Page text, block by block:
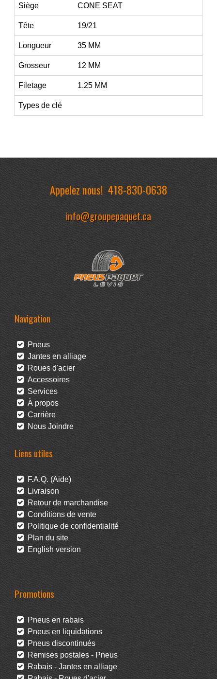
Siège CONE SEAT
Tête 19/21
Longueur 35 MM
Grosseur 12 MM
Filetage 1.25 MM
Types de clé
Appelez nous!418-830-0638
info@groupepaquet.ca
Navigation
Pneus
Jantes en alliage
Roues d'acier
Accessoires
Services
À propos
Carrière
Nous Joindre
Liens utiles
F.A.Q. (Aide)
Livraison
Retour de marchandise
Conditions de vente
Politique de confidentialité
Plan du site
English version
Promotions
Pneus en rabais
Pneus en liquidations
Pneus discontinués
Remises postales - Pneus
Rabais - Jantes en alliage